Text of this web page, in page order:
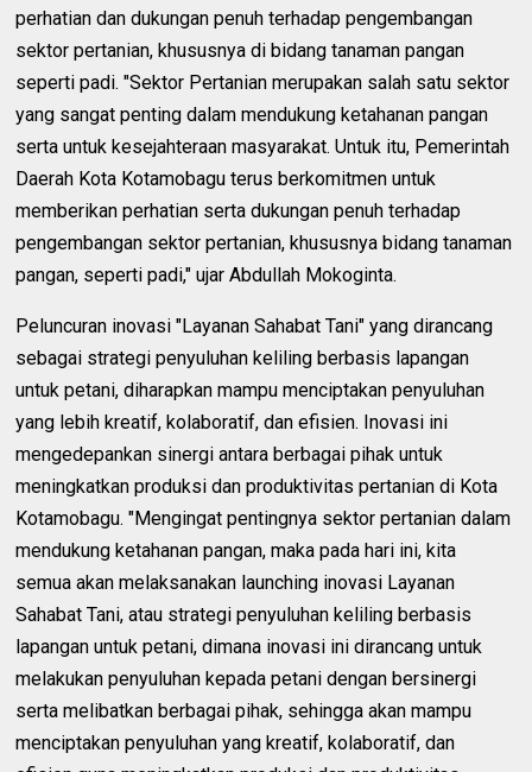
perhatian dan dukungan penuh terhadap pengembangan
sektor pertanian, khususnya di bidang tanaman pangan
seperti padi. "Sektor Pertanian merupakan salah satu sektor
yang sangat penting dalam mendukung ketahanan pangan
serta untuk kesejahteraan masyarakat. Untuk itu, Pemerintah
Daerah Kota Kotamobagu terus berkomitmen untuk
memberikan perhatian serta dukungan penuh terhadap
pengembangan sektor pertanian, khususnya bidang tanaman
pangan, seperti padi," ujar Abdullah Mokoginta.
Peluncuran inovasi "Layanan Sahabat Tani" yang dirancang
sebagai strategi penyuluhan keliling berbasis lapangan
untuk petani, diharapkan mampu menciptakan penyuluhan
yang lebih kreatif, kolaboratif, dan efisien. Inovasi ini
mengedepankan sinergi antara berbagai pihak untuk
meningkatkan produksi dan produktivitas pertanian di Kota
Kotamobagu. "Mengingat pentingnya sektor pertanian dalam
mendukung ketahanan pangan, maka pada hari ini, kita
semua akan melaksanakan launching inovasi Layanan
Sahabat Tani, atau strategi penyuluhan keliling berbasis
lapangan untuk petani, dimana inovasi ini dirancang untuk
melakukan penyuluhan kepada petani dengan bersinergi
serta melibatkan berbagai pihak, sehingga akan mampu
menciptakan penyuluhan yang kreatif, kolaboratif, dan